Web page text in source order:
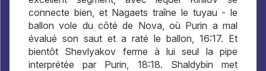
connecte bien, et Nagaets traîne le tuyau - le
ballon vole du côté de Nova, où Purin a mal
évalué son saut et a raté le ballon, 16:17. Et
bientôt Shevlyakov ferme à lui seul la pipe
interprétée par Purin, 18:18. Shaldybin met